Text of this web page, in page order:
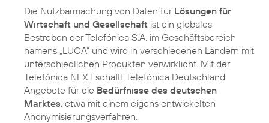
Die Nutzbarmachung von Daten für Lösungen für
Wirtschaft und Gesellschaft ist ein globales
Bestreben der Telefónica S.A. im Geschäftsbereich
namens „LUCA“ und wird in verschiedenen Ländern mit
unterschiedlichen Produkten verwirklicht. Mit der
Telefónica NEXT schafft Telefónica Deutschland
Angebote für die Bedürfnisse des deutschen
Marktes, etwa mit einem eigens entwickelten
Anonymisierungsverfahren.